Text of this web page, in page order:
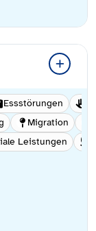
Essstörungen
Migration
Leistungen